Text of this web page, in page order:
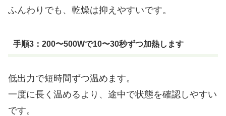
ふんわりでも、乾燥は抑えやすいです。
手順3：200〜500Wで10〜30秒ずつ加熱します
低出力で短時間ずつ温めます。
一度に長く温めるより、途中で状態を確認しやすい
です。